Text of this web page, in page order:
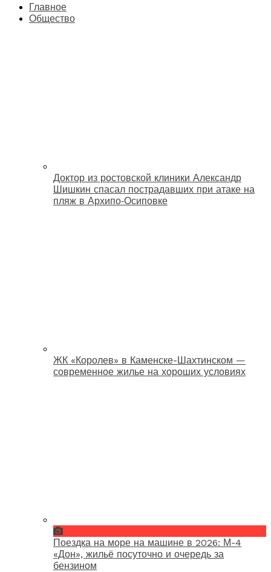
Главное
Общество
Доктор из ростовской клиники Александр
Шишкин спасал пострадавших при атаке на
пляж в Архипо‑Осиповке
ЖК «Королев» в Каменске-Шахтинском —
современное жилье на хороших условиях
Поездка на море на машине в 2026: М-4
«Дон», жильё посуточно и очередь за
бензином